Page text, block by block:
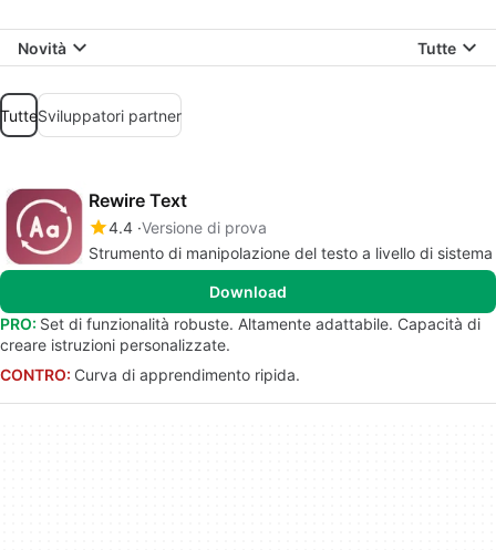
Novità Tutte
TutteSviluppatori partner
Rewire Text
4.4 Versione di prova
Strumento di manipolazione del testo a livello di sistema
Download
PRO: Set di funzionalità robuste. Altamente adattabile. Capacità di
creare istruzioni personalizzate.
CONTRO: Curva di apprendimento ripida.